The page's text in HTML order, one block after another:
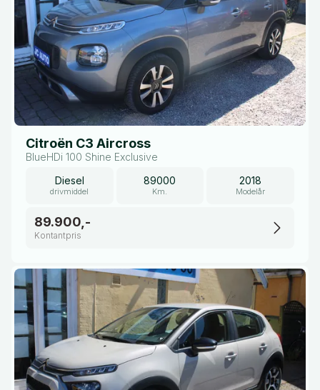
Citroën C3 Aircross
BlueHDi 100 Shine Exclusive
Diesel
drivmiddel
89000
Km.
2018
Modelår
89.900,-
Kontantpris